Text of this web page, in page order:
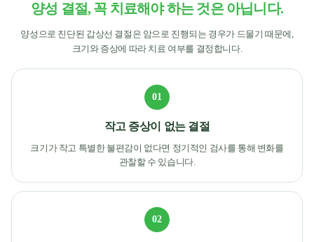
양성 결절, 꼭 치료해야 하는 것은 아닙니다.
양성으로 진단된 갑상선 결절은 암으로 진행되는 경우가 드물기 때문에,
크기와 증상에 따라 치료 여부를 결정합니다.
01
작고 증상이 없는 결절
크기가 작고 특별한 불편감이 없다면 정기적인 검사를 통해 변화를
관찰할 수 있습니다.
02